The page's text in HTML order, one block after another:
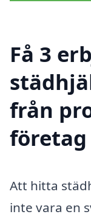
Få 3
från
företag
Att hitta
inte vara en